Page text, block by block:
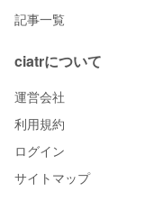
記事一覧
ciatrについて
運営会社
利用規約
ログイン
サイトマップ